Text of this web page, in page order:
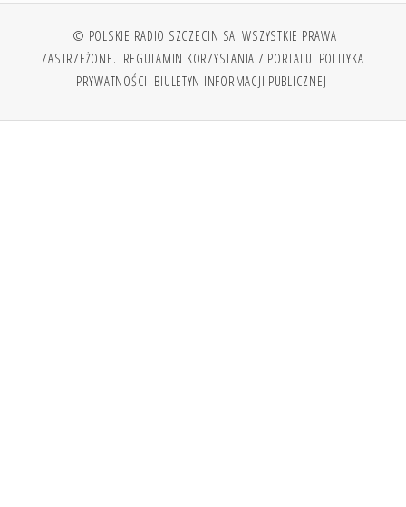
© POLSKIE RADIO SZCZECIN SA. WSZYSTKIE PRAWA
ZASTRZEŻONE. REGULAMIN KORZYSTANIA Z PORTALU POLITYKA
PRYWATNOŚCI BIULETYN INFORMACJI PUBLICZNEJ